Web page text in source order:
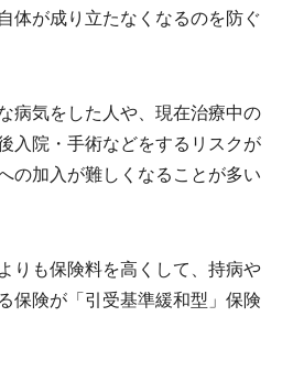
体が成り立たなくなるのを防ぐ
病気をした人や、現在治療中の
入院・手術などをするリスクが
の加入が難しくなることが多い
りも保険料を高くして、持病や
保険が「引受基準緩和型」保険